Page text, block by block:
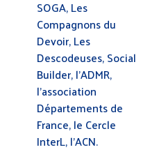
SOGA, Les
Compagnons du
Devoir, Les
Descodeuses, Social
Builder, l’ADMR,
l’association
Départements de
France, le Cercle
InterL, l’ACN.